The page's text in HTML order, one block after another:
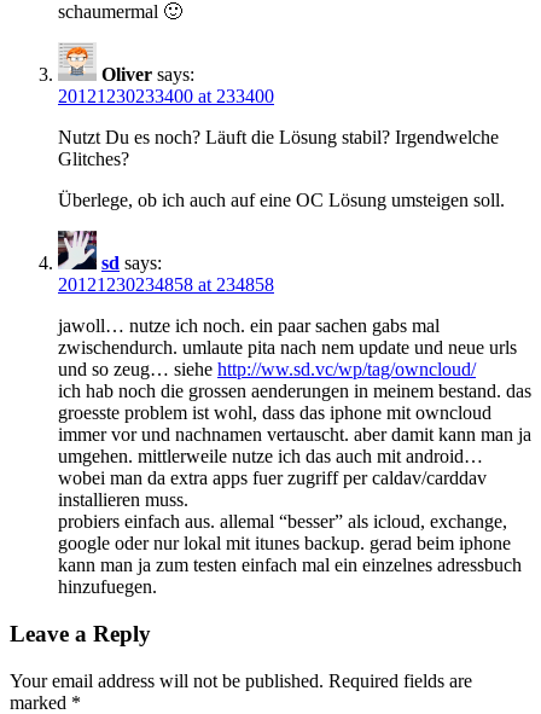
schaumermal 🙂
Oliver says:
20121230233400 at 233400
Nutzt Du es noch? Läuft die Lösung stabil? Irgendwelche
Glitches?
Überlege, ob ich auch auf eine OC Lösung umsteigen soll.
sd says:
20121230234858 at 234858
jawoll… nutze ich noch. ein paar sachen gabs mal
zwischendurch. umlaute pita nach nem update und neue urls
und so zeug… siehe http://ww.sd.vc/wp/tag/owncloud/
ich hab noch die grossen aenderungen in meinem bestand. das
groesste problem ist wohl, dass das iphone mit owncloud
immer vor und nachnamen vertauscht. aber damit kann man ja
umgehen. mittlerweile nutze ich das auch mit android…
wobei man da extra apps fuer zugriff per caldav/carddav
installieren muss.
probiers einfach aus. allemal “besser” als icloud, exchange,
google oder nur lokal mit itunes backup. gerad beim iphone
kann man ja zum testen einfach mal ein einzelnes adressbuch
hinzufuegen.
Leave a Reply
Your email address will not be published. Required fields are
marked *